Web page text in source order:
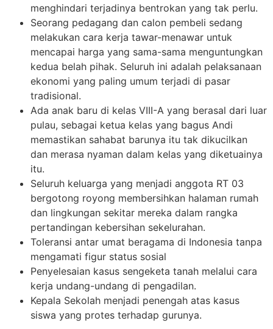
menghindari terjadinya bentrokan yang tak perlu.
Seorang pedagang dan calon pembeli sedang
melakukan cara kerja tawar-menawar untuk
mencapai harga yang sama-sama menguntungkan
kedua belah pihak. Seluruh ini adalah pelaksanaan
ekonomi yang paling umum terjadi di pasar
tradisional.
Ada anak baru di kelas VIII-A yang berasal dari luar
pulau, sebagai ketua kelas yang bagus Andi
memastikan sahabat barunya itu tak dikucilkan
dan merasa nyaman dalam kelas yang diketuainya
itu.
Seluruh keluarga yang menjadi anggota RT 03
bergotong royong membersihkan halaman rumah
dan lingkungan sekitar mereka dalam rangka
pertandingan kebersihan sekelurahan.
Toleransi antar umat beragama di Indonesia tanpa
mengamati figur status sosial
Penyelesaian kasus sengeketa tanah melalui cara
kerja undang-undang di pengadilan.
Kepala Sekolah menjadi penengah atas kasus
siswa yang protes terhadap gurunya.